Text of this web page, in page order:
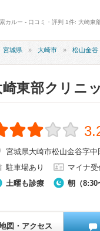
カルー - 口コミ・評判 1件: 大崎東
宮城県 大崎市 松山金谷
崎東部クリニ
宮城県大崎市松山金谷字中
駐車場あり
マイナ受
土曜も診療
朝（8:30
図・アクセス